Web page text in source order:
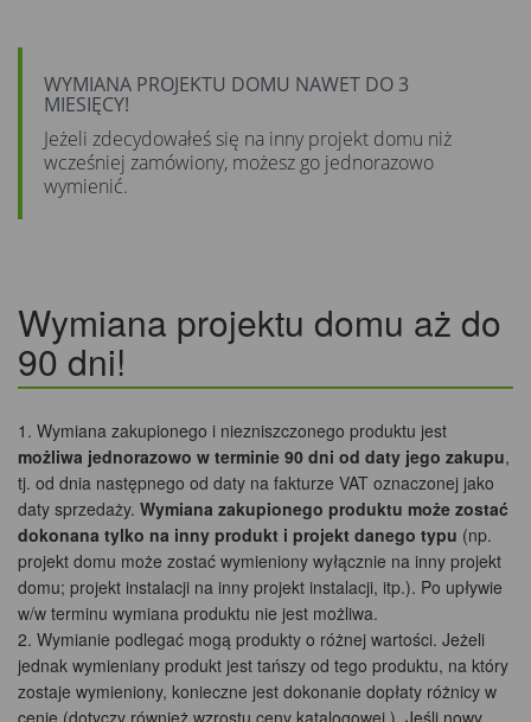
WYMIANA PROJEKTU DOMU NAWET DO 3
MIESIĘCY!
Jeżeli zdecydowałeś się na inny projekt domu niż
wcześniej zamówiony, możesz go jednorazowo
wymienić.
Wymiana projektu domu aż do
90 dni!
Wymiana zakupionego i niezniszczonego produktu jest
możliwa jednorazowo w terminie 90 dni od daty jego zakupu,
tj. od dnia następnego od daty na fakturze VAT oznaczonej jako
daty sprzedaży. Wymiana zakupionego produktu może zostać
dokonana tylko na inny produkt i projekt danego typu (np.
projekt domu może zostać wymieniony wyłącznie na inny projekt
domu; projekt instalacji na inny projekt instalacji, itp.). Po upływie
w/w terminu wymiana produktu nie jest możliwa.
Wymianie podlegać mogą produkty o różnej wartości. Jeżeli
jednak wymieniany produkt jest tańszy od tego produktu, na który
zostaje wymieniony, konieczne jest dokonanie dopłaty różnicy w
cenie (dotyczy również wzrostu ceny katalogowej ). Jeśli nowy